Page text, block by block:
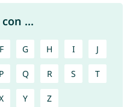
...
F G H I J
P Q R S T
Y Z